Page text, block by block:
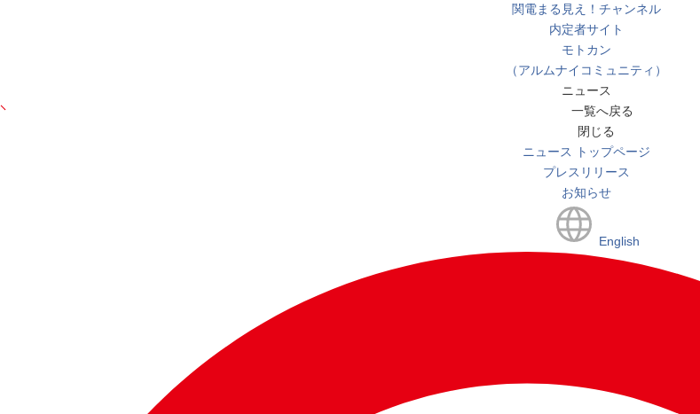
関電まる見え！チャンネル
内定者サイト
モトカン
（アルムナイコミュニティ）
ニュース
一覧へ戻る
閉じる
ニュース トップページ
プレスリリース
お知らせ
English